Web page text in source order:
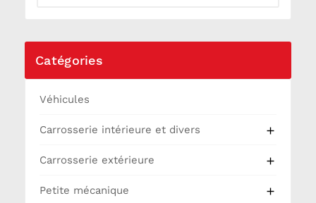
Catégories
Véhicules
Carrosserie intérieure et divers 
Carrosserie extérieure 
Petite mécanique 